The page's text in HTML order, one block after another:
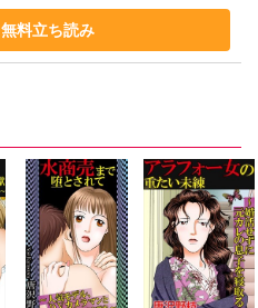
無料立ち読み